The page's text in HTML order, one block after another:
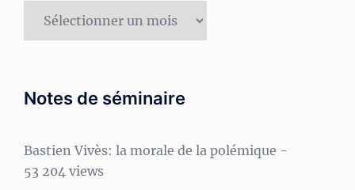
Notes de séminaire
Bastien Vivès: la morale de la polémique -
53 204 views